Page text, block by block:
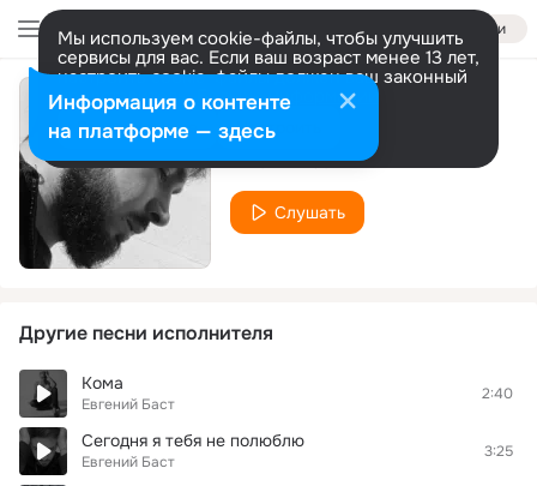
Войти
Мы используем cookie-файлы, чтобы улучшить
сервисы для вас. Если ваш возраст менее 13 лет,
настроить cookie-файлы должен ваш законный
представитель. Больше информации
Разрешить все Настроить
My demon (Remix)
Евгений Баст
Слушать
Другие песни исполнителя
Кома
Евгений Баст
2:40
Сегодня я тебя не полюблю
Евгений Баст
3:25
Информация о контенте
на платформе — здесь